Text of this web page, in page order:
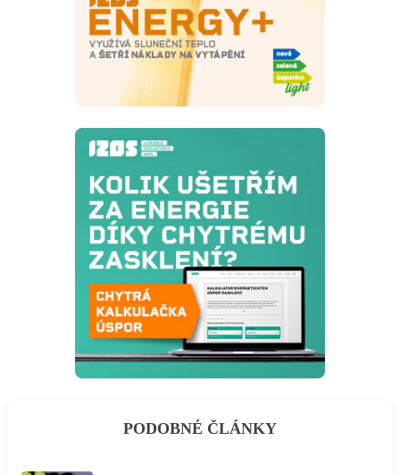
PODOBNÉ ČLÁNKY